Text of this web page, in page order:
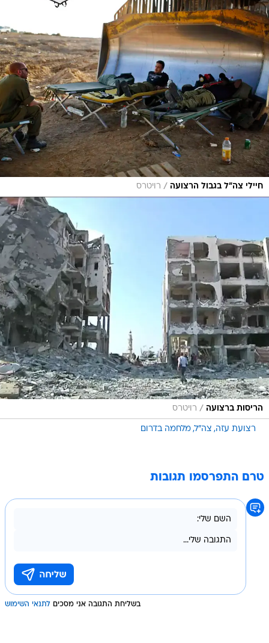
חיילי צה"ל בגבול הרצועה / רויטרס
הריסות ברצועה / רויטרס
רצועת עזה צה"ל מלחמה בדרום
טרם התפרסמו תגובות
בשליחת התגובה אני מסכים לתנאי השימוש